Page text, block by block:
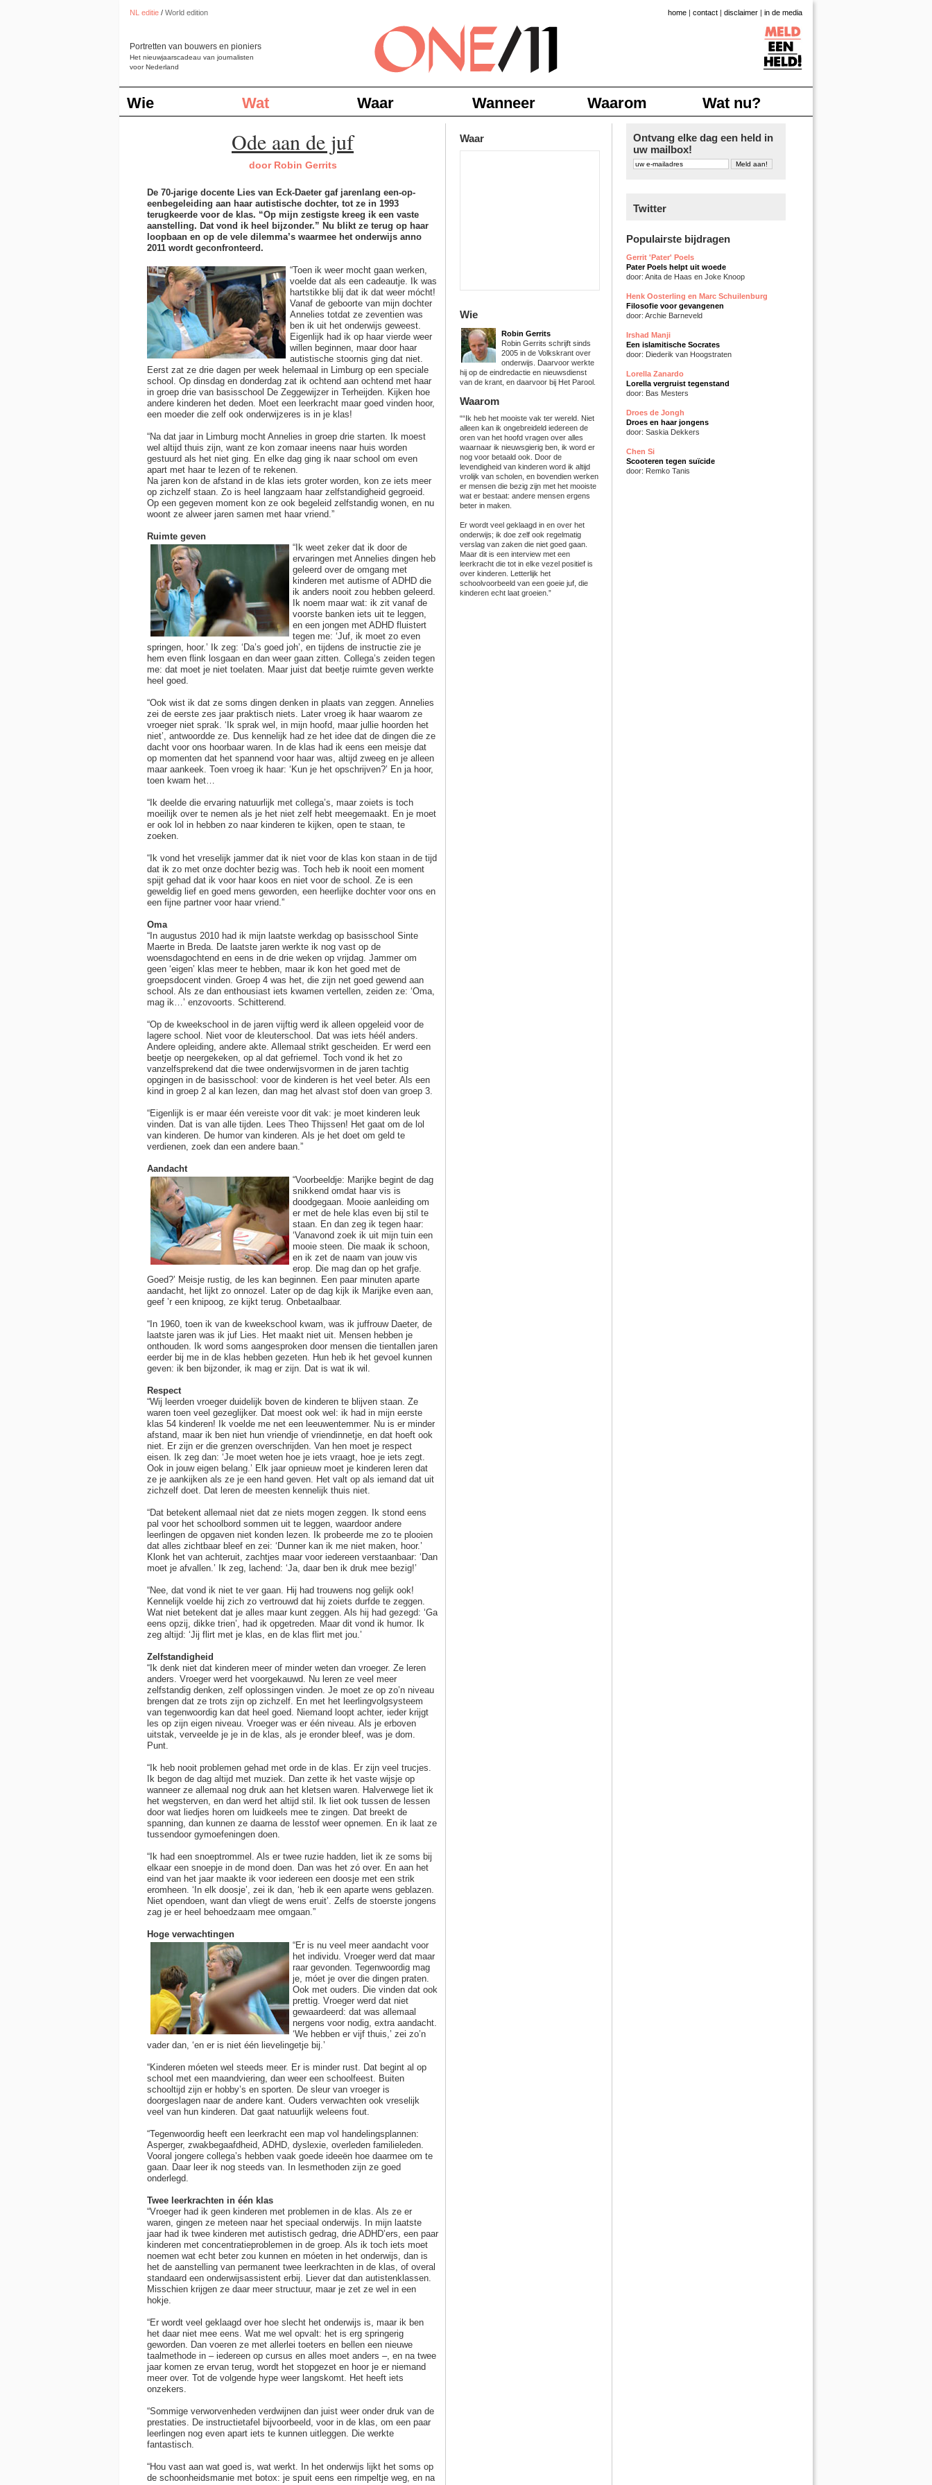
NL editie / World edition
Het nieuwjaarscadeau van journalisten
voor Nederland
Portretten van bouwers en pioniers
home | contact | disclaimer | in de media
Wie Wat Waar Wanneer Waarom Wat nu?
Ode aan de juf
door Robin Gerrits
De 70-jarige docente Lies van Eck-Daeter gaf jarenlang een-op-
eenbegeleiding aan haar autistische dochter, tot ze in 1993
terugkeerde voor de klas. “Op mijn zestigste kreeg ik een vaste
aanstelling. Dat vond ik heel bijzonder.” Nu blikt ze terug op haar
loopbaan en op de vele dilemma’s waarmee het onderwijs anno
2011 wordt geconfronteerd.
“Toen ik weer mocht gaan werken,
voelde dat als een cadeautje. Ik was
hartstikke blij dat ik dat weer mócht!
Vanaf de geboorte van mijn dochter
Annelies totdat ze zeventien was
ben ik uit het onderwijs geweest.
Eigenlijk had ik op haar vierde weer
willen beginnen, maar door haar
autistische stoornis ging dat niet.
Eerst zat ze drie dagen per week helemaal in Limburg op een speciale
school. Op dinsdag en donderdag zat ik ochtend aan ochtend met haar
in groep drie van basisschool De Zeggewijzer in Terheijden. Kijken hoe
andere kinderen het deden. Moet een leerkracht maar goed vinden hoor,
een moeder die zelf ook onderwijzeres is in je klas!
“Na dat jaar in Limburg mocht Annelies in groep drie starten. Ik moest
wel altijd thuis zijn, want ze kon zomaar ineens naar huis worden
gestuurd als het niet ging. En elke dag ging ik naar school om even
apart met haar te lezen of te rekenen.
Na jaren kon de afstand in de klas iets groter worden, kon ze iets meer
op zichzelf staan. Zo is heel langzaam haar zelfstandigheid gegroeid.
Op een gegeven moment kon ze ook begeleid zelfstandig wonen, en nu
woont ze alweer jaren samen met haar vriend.”
Ruimte geven
“Ik weet zeker dat ik door de
ervaringen met Annelies dingen heb
geleerd over de omgang met
kinderen met autisme of ADHD die
ik anders nooit zou hebben geleerd.
Ik noem maar wat: ik zit vanaf de
voorste banken iets uit te leggen,
en een jongen met ADHD fluistert
tegen me: ‘Juf, ik moet zo even
springen, hoor.’ Ik zeg: ‘Da’s goed joh’, en tijdens de instructie zie je
hem even flink losgaan en dan weer gaan zitten. Collega’s zeiden tegen
me: dat moet je niet toelaten. Maar juist dat beetje ruimte geven werkte
heel goed.
“Ook wist ik dat ze soms dingen denken in plaats van zeggen. Annelies
zei de eerste zes jaar praktisch niets. Later vroeg ik haar waarom ze
vroeger niet sprak. ‘Ik sprak wel, in mijn hoofd, maar jullie hoorden het
niet’, antwoordde ze. Dus kennelijk had ze het idee dat de dingen die ze
dacht voor ons hoorbaar waren. In de klas had ik eens een meisje dat
op momenten dat het spannend voor haar was, altijd zweeg en je alleen
maar aankeek. Toen vroeg ik haar: ‘Kun je het opschrijven?’ En ja hoor,
toen kwam het…
“Ik deelde die ervaring natuurlijk met collega’s, maar zoiets is toch
moeilijk over te nemen als je het niet zelf hebt meegemaakt. En je moet
er ook lol in hebben zo naar kinderen te kijken, open te staan, te
zoeken.
“Ik vond het vreselijk jammer dat ik niet voor de klas kon staan in de tijd
dat ik zo met onze dochter bezig was. Toch heb ik nooit een moment
spijt gehad dat ik voor haar koos en niet voor de school. Ze is een
geweldig lief en goed mens geworden, een heerlijke dochter voor ons en
een fijne partner voor haar vriend.”
Oma
“In augustus 2010 had ik mijn laatste werkdag op basisschool Sinte
Maerte in Breda. De laatste jaren werkte ik nog vast op de
woensdagochtend en eens in de drie weken op vrijdag. Jammer om
geen ‘eigen’ klas meer te hebben, maar ik kon het goed met de
groepsdocent vinden. Groep 4 was het, die zijn net goed gewend aan
school. Als ze dan enthousiast iets kwamen vertellen, zeiden ze: ‘Oma,
mag ik…’ enzovoorts. Schitterend.
“Op de kweekschool in de jaren vijftig werd ik alleen opgeleid voor de
lagere school. Niet voor de kleuterschool. Dat was iets héél anders.
Andere opleiding, andere akte. Allemaal strikt gescheiden. Er werd een
beetje op neergekeken, op al dat gefriemel. Toch vond ik het zo
vanzelfsprekend dat die twee onderwijsvormen in de jaren tachtig
opgingen in de basisschool: voor de kinderen is het veel beter. Als een
kind in groep 2 al kan lezen, dan mag het alvast stof doen van groep 3.
“Eigenlijk is er maar één vereiste voor dit vak: je moet kinderen leuk
vinden. Dat is van alle tijden. Lees Theo Thijssen! Het gaat om de lol
van kinderen. De humor van kinderen. Als je het doet om geld te
verdienen, zoek dan een andere baan.”
Aandacht
“Voorbeeldje: Marijke begint de dag
snikkend omdat haar vis is
doodgegaan. Mooie aanleiding om
er met de hele klas even bij stil te
staan. En dan zeg ik tegen haar:
‘Vanavond zoek ik uit mijn tuin een
mooie steen. Die maak ik schoon,
en ik zet de naam van jouw vis
erop. Die mag dan op het grafje.
Goed?’ Meisje rustig, de les kan beginnen. Een paar minuten aparte
aandacht, het lijkt zo onnozel. Later op de dag kijk ik Marijke even aan,
geef ’r een knipoog, ze kijkt terug. Onbetaalbaar.
“In 1960, toen ik van de kweekschool kwam, was ik juffrouw Daeter, de
laatste jaren was ik juf Lies. Het maakt niet uit. Mensen hebben je
onthouden. Ik word soms aangesproken door mensen die tientallen jaren
eerder bij me in de klas hebben gezeten. Hun heb ik het gevoel kunnen
geven: ik ben bijzonder, ik mag er zijn. Dat is wat ik wil.
Respect
“Wij leerden vroeger duidelijk boven de kinderen te blijven staan. Ze
waren toen veel gezeglijker. Dat moest ook wel: ik had in mijn eerste
klas 54 kinderen! Ik voelde me net een leeuwentemmer. Nu is er minder
afstand, maar ik ben niet hun vriendje of vriendinnetje, en dat hoeft ook
niet. Er zijn er die grenzen overschrijden. Van hen moet je respect
eisen. Ik zeg dan: ‘Je moet weten hoe je iets vraagt, hoe je iets zegt.
Ook in jouw eigen belang.’ Elk jaar opnieuw moet je kinderen leren dat
ze je aankijken als ze je een hand geven. Het valt op als iemand dat uit
zichzelf doet. Dat leren de meesten kennelijk thuis niet.
“Dat betekent allemaal niet dat ze niets mogen zeggen. Ik stond eens
pal voor het schoolbord sommen uit te leggen, waardoor andere
leerlingen de opgaven niet konden lezen. Ik probeerde me zo te plooien
dat alles zichtbaar bleef en zei: ‘Dunner kan ik me niet maken, hoor.’
Klonk het van achteruit, zachtjes maar voor iedereen verstaanbaar: ‘Dan
moet je afvallen.’ Ik zeg, lachend: ‘Ja, daar ben ik druk mee bezig!’
“Nee, dat vond ik niet te ver gaan. Hij had trouwens nog gelijk ook!
Kennelijk voelde hij zich zo vertrouwd dat hij zoiets durfde te zeggen.
Wat niet betekent dat je alles maar kunt zeggen. Als hij had gezegd: ‘Ga
eens opzij, dikke trien’, had ik opgetreden. Maar dit vond ik humor. Ik
zeg altijd: ‘Jij flirt met je klas, en de klas flirt met jou.’
Zelfstandigheid
“Ik denk niet dat kinderen meer of minder weten dan vroeger. Ze leren
anders. Vroeger werd het voorgekauwd. Nu leren ze veel meer
zelfstandig denken, zelf oplossingen vinden. Je moet ze op zo’n niveau
brengen dat ze trots zijn op zichzelf. En met het leerlingvolgsysteem
van tegenwoordig kan dat heel goed. Niemand loopt achter, ieder krijgt
les op zijn eigen niveau. Vroeger was er één niveau. Als je erboven
uitstak, verveelde je je in de klas, als je eronder bleef, was je dom.
Punt.
“Ik heb nooit problemen gehad met orde in de klas. Er zijn veel trucjes.
Ik begon de dag altijd met muziek. Dan zette ik het vaste wijsje op
wanneer ze allemaal nog druk aan het kletsen waren. Halverwege liet ik
het wegsterven, en dan werd het altijd stil. Ik liet ook tussen de lessen
door wat liedjes horen om luidkeels mee te zingen. Dat breekt de
spanning, dan kunnen ze daarna de lesstof weer opnemen. En ik laat ze
tussendoor gymoefeningen doen.
“Ik had een snoeptrommel. Als er twee ruzie hadden, liet ik ze soms bij
elkaar een snoepje in de mond doen. Dan was het zó over. En aan het
eind van het jaar maakte ik voor iedereen een doosje met een strik
eromheen. ‘In elk doosje’, zei ik dan, ‘heb ik een aparte wens geblazen.
Niet opendoen, want dan vliegt de wens eruit’. Zelfs de stoerste jongens
zag je er heel behoedzaam mee omgaan.”
Hoge verwachtingen
“Er is nu veel meer aandacht voor
het individu. Vroeger werd dat maar
raar gevonden. Tegenwoordig mag
je, móet je over die dingen praten.
Ook met ouders. Die vinden dat ook
prettig. Vroeger werd dat niet
gewaardeerd: dat was allemaal
nergens voor nodig, extra aandacht.
‘We hebben er vijf thuis,’ zei zo’n
vader dan, ‘en er is niet één lievelingetje bij.’
“Kinderen móeten wel steeds meer. Er is minder rust. Dat begint al op
school met een maandviering, dan weer een schoolfeest. Buiten
schooltijd zijn er hobby’s en sporten. De sleur van vroeger is
doorgeslagen naar de andere kant. Ouders verwachten ook vreselijk
veel van hun kinderen. Dat gaat natuurlijk weleens fout.
“Tegenwoordig heeft een leerkracht een map vol handelingsplannen:
Asperger, zwakbegaafdheid, ADHD, dyslexie, overleden familieleden.
Vooral jongere collega’s hebben vaak goede ideeën hoe daarmee om te
gaan. Daar leer ik nog steeds van. In lesmethoden zijn ze goed
onderlegd.
Twee leerkrachten in één klas
“Vroeger had ik geen kinderen met problemen in de klas. Als ze er
waren, gingen ze meteen naar het speciaal onderwijs. In mijn laatste
jaar had ik twee kinderen met autistisch gedrag, drie ADHD’ers, een paar
kinderen met concentratieproblemen in de groep. Als ik toch iets moet
noemen wat echt beter zou kunnen en móeten in het onderwijs, dan is
het de aanstelling van permanent twee leerkrachten in de klas, of overal
standaard een onderwijsassistent erbij. Liever dat dan autistenklassen.
Misschien krijgen ze daar meer structuur, maar je zet ze wel in een
hokje.
“Er wordt veel geklaagd over hoe slecht het onderwijs is, maar ik ben
het daar niet mee eens. Wat me wel opvalt: het is erg springerig
geworden. Dan voeren ze met allerlei toeters en bellen een nieuwe
taalmethode in – iedereen op cursus en alles moet anders –, en na twee
jaar komen ze ervan terug, wordt het stopgezet en hoor je er niemand
meer over. Tot de volgende hype weer langskomt. Het heeft iets
onzekers.
“Sommige verworvenheden verdwijnen dan juist weer onder druk van de
prestaties. De instructietafel bijvoorbeeld, voor in de klas, om een paar
leerlingen nog even apart iets te kunnen uitleggen. Die werkte
fantastisch.
“Hou vast aan wat goed is, wat werkt. In het onderwijs lijkt het soms op
de schoonheidsmanie met botox: je spuit eens een rimpeltje weg, en na
Waar
Wie
Robin Gerrits
Robin Gerrits schrijft sinds
2005 in de Volkskrant over
onderwijs. Daarvoor werkte
hij op de eindredactie en nieuwsdienst
van de krant, en daarvoor bij Het Parool.
Waarom
““Ik heb het mooiste vak ter wereld. Niet
alleen kan ik ongebreideld iedereen de
oren van het hoofd vragen over alles
waarnaar ik nieuwsgierig ben, ik word er
nog voor betaald ook. Door de
levendigheid van kinderen word ik altijd
vrolijk van scholen, en bovendien werken
er mensen die bezig zijn met het mooiste
wat er bestaat: andere mensen ergens
beter in maken.
Er wordt veel geklaagd in en over het
onderwijs; ik doe zelf ook regelmatig
verslag van zaken die niet goed gaan.
Maar dit is een interview met een
leerkracht die tot in elke vezel positief is
over kinderen. Letterlijk het
schoolvoorbeeld van een goeie juf, die
kinderen echt laat groeien.”
Ontvang elke dag een held in
uw mailbox!
Twitter
Populairste bijdragen
Gerrit 'Pater' Poels
Pater Poels helpt uit woede
door: Anita de Haas en Joke Knoop
Henk Oosterling en Marc Schuilenburg
Filosofie voor gevangenen
door: Archie Barneveld
Irshad Manji
Een islamitische Socrates
door: Diederik van Hoogstraten
Lorella Zanardo
Lorella vergruist tegenstand
door: Bas Mesters
Droes de Jongh
Droes en haar jongens
door: Saskia Dekkers
Chen Si
Scooteren tegen suïcide
door: Remko Tanis